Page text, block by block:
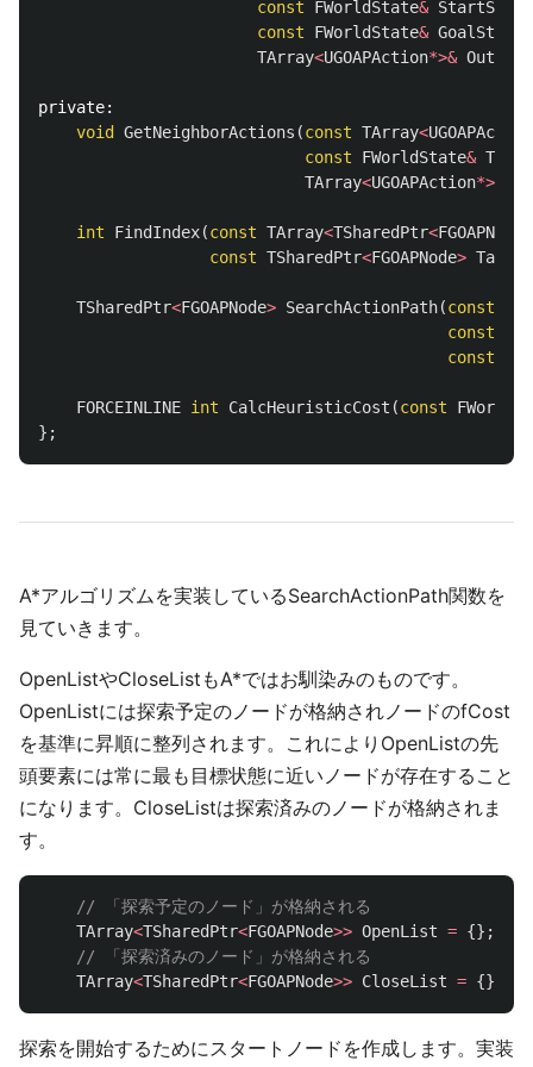
const
FWorldState& StartState
const
FWorldState& GoalState
TArray<UGOAPAction*>&
private:
void
GetNeighborActions (const TArray<UGOAPAction
const
FWorldState&
TArray<UGOAPAction*>&
int FindIndex(const TArray<TSharedPtr<FGOAPNode
const TSharedPtr<FGOAPNode> Target
TSharedPtr<FGOAPNode> SearchActionPath(const
const
const
FORCEINLINE int CalcHeuristicCost (const
};
A*アルゴリズムを実装しているSearchActionPath関数を
見ていきます。
OpenListやCloseListもA*ではお馴染みのものです。
OpenListには探索予定のノードが格納されノードのfCost
を基準に昇順に整列されます。これによりOpenListの先
頭要素には常に最も目標状態に近いノードが存在すること
になります。CloseListは探索済みのノードが格納されま
す。
// 「探索予定のノード」が格納される
TArray<TSharedPtr<FGOAPNode>> OpenList = {};
// 「探索済みのノード」が格納される
TArray<TSharedPtr<FGOAPNode>> CloseList = {};
探索を開始するためにスタートノードを作成します。実装